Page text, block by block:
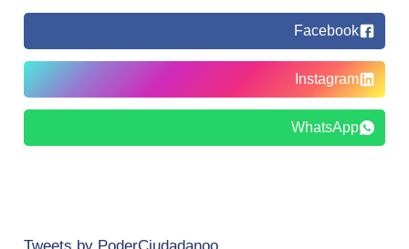
Facebook
Instagram
WhatsApp